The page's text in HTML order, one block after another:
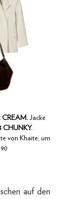
CREAM. Jacke
CHUNKY.
von Khaite, um
auf den